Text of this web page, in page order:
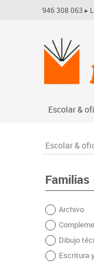
946 308 063 ▸
Escolar &
Archivo
Dibujo
Escritura
Higiene
Material
Escolar &
Familias
Archivo
Dibujo
Escritura